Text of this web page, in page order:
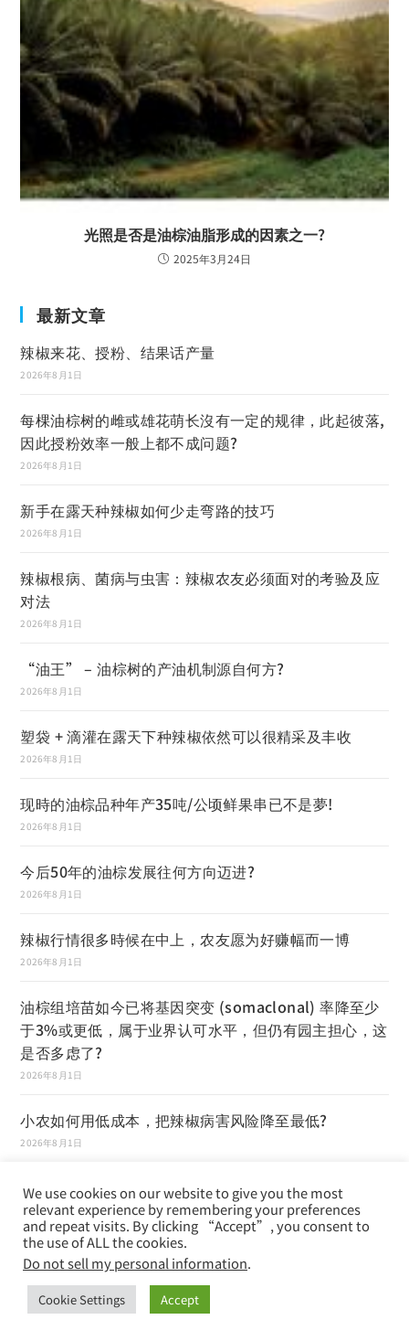
光照是否是油棕油脂形成的因素之一?
2025年3月24日
最新文章
辣椒来花、授粉、结果话产量
2026年8月1日
每棵油棕树的雌或雄花萌长沒有一定的规律，此起彼落,
因此授粉效率一般上都不成问题?
2026年8月1日
新手在露天种辣椒如何少走弯路的技巧
2026年8月1日
辣椒根病、菌病与虫害：辣椒农友必须面对的考验及应
对法
2026年8月1日
“油王” – 油棕树的产油机制源自何方?
2026年8月1日
塑袋 + 滴灌在露天下种辣椒依然可以很精采及丰收
2026年8月1日
现時的油棕品种年产35吨/公顷鲜果串已不是夢!
2026年8月1日
今后50年的油棕发展往何方向迈进?
2026年8月1日
辣椒行情很多時候在中上，农友愿为好赚幅而一博
2026年8月1日
油棕组培苗如今已将基因突变 (somaclonal) 率降至少
于3%或更低，属于业界认可水平，但仍有园主担心，这
是否多虑了?
2026年8月1日
小农如何用低成本，把辣椒病害风险降至最低?
2026年8月1日
目前大马油棕种子生产商大都采用 AVROS 及
YANGAMBI 为父系及 DELI DURA 为母系，打造绝佳的
种植材料，园主们购买后直接下种即可望高收成
2026年8月1日
辣椒生长形态、经济周期及虫害管理
We use cookies on our website to give you the most
relevant experience by remembering your preferences
and repeat visits. By clicking “Accept”, you consent to
the use of ALL the cookies.
Do not sell my personal information.
Cookie Settings Accept